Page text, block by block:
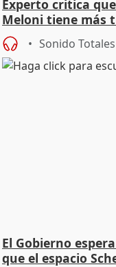
Experto critica
Meloni tiene más
Sonido Totales
El Gobierno
que el espacio